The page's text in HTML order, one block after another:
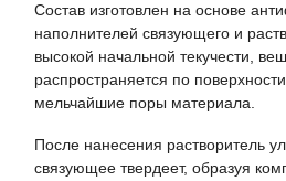
Состав изготовлен на основе
наполнителей связующего и
высокой начальной текучести,
распространяется по
мельчайшие поры материала.
После нанесения растворитель
связующее твердеет, образуя